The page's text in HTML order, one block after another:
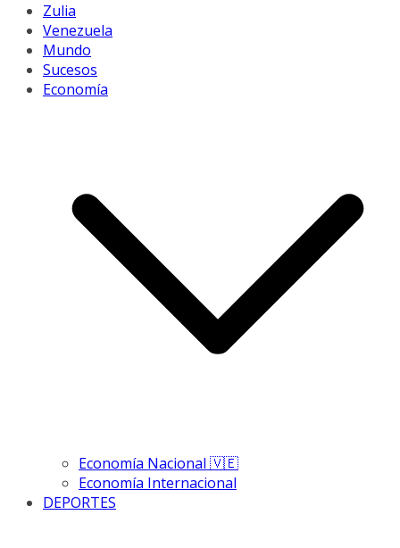
Zulia
Venezuela
Mundo
Sucesos
Economía
Economía Nacional 🇻🇪
Economía Internacional
DEPORTES